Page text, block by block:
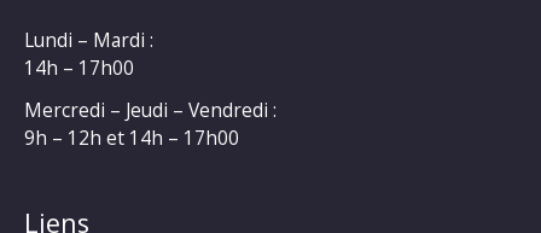
Lundi – Mardi :
14h – 17h00
Mercredi – Jeudi – Vendredi :
9h – 12h et 14h – 17h00
Liens